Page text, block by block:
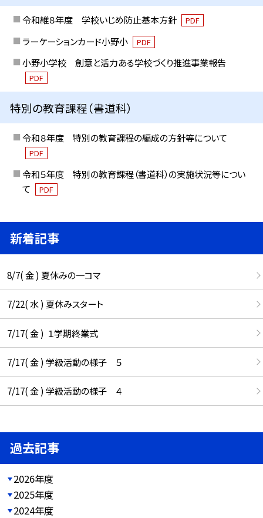
令和維８年度 学校いじめ防止基本方針 PDF
ラーケーションカード小野小 PDF
小野小学校 創意と活力ある学校づくり推進事業報告
PDF
特別の教育課程（書道科）
令和８年度 特別の教育課程の編成の方針等について
PDF
令和５年度 特別の教育課程（書道科）の実施状況等につい
て
PDF
新着記事
8/7( 金 ) 夏休みの一コマ
7/22( 水 ) 夏休みスタート
7/17( 金 ) １学期終業式
7/17( 金 ) 学級活動の様子 ５
7/17( 金 ) 学級活動の様子 ４
過去記事
2026年度
2025年度
2024年度